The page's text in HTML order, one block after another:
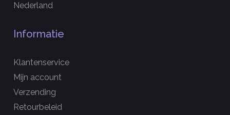
Nederland
Informatie
Klantenservice
Mijn account
Verzending
Retourbeleid